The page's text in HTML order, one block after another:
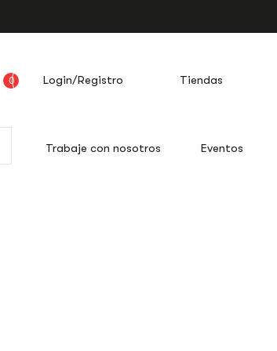
0 Login/Registro Tiendas
Trabaje con nosotros Eventos